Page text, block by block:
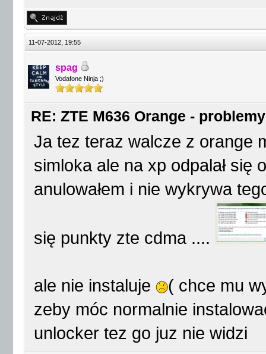
11-07-2012, 19:55
spag
Vodafone Ninja ;)
RE: ZTE M636 Orange -
Ja tez teraz walcze z orange
simloka ale na xp odpalał się
anulowałem i nie wykrywa
się punkty zte cdma ....
ale nie instaluje
( chce mu
zeby móc normalnie
unlocker tez go juz nie widzi